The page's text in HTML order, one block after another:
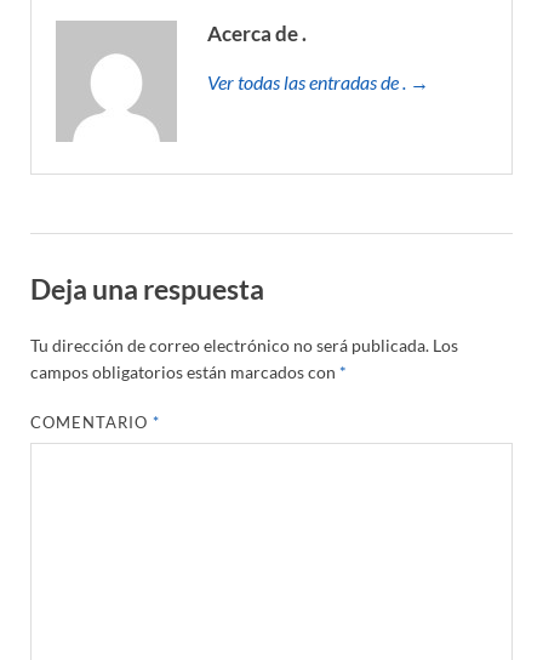
Acerca de .
Ver todas las entradas de . →
Deja una respuesta
Tu dirección de correo electrónico no será publicada. Los
campos obligatorios están marcados con *
COMENTARIO*